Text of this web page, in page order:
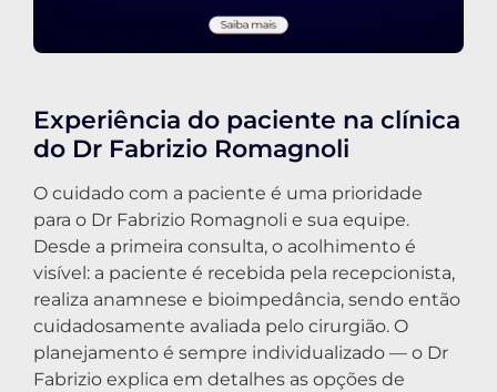
Experiência do paciente na clínica
do Dr Fabrizio Romagnoli
O cuidado com a paciente é uma prioridade
para o Dr Fabrizio Romagnoli e sua equipe.
Desde a primeira consulta, o acolhimento é
visível: a paciente é recebida pela recepcionista,
realiza anamnese e bioimpedância, sendo então
cuidadosamente avaliada pelo cirurgião. O
planejamento é sempre individualizado — o Dr
Fabrizio explica em detalhes as opções de